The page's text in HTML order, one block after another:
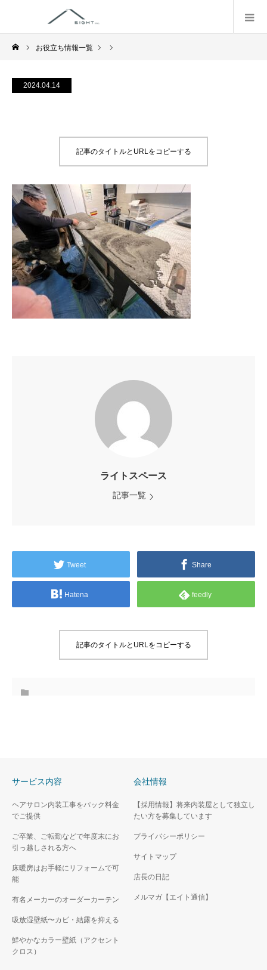
お役立ち情報一覧
2024.04.14
記事のタイトルとURLをコピーする
ライトスペース
記事一覧
Tweet Share
Hatena feedly
記事のタイトルとURLをコピーする
サービス内容
ヘアサロン内装工事をパック料金
でご提供
ご卒業、ご転勤などで年度末にお
引っ越しされる方へ
床暖房はお手軽にリフォームで可
能
有名メーカーのオーダーカーテン
吸放湿壁紙〜カビ・結露を抑える
鮮やかなカラー壁紙（アクセント
クロス）
会社情報
【採用情報】将来内装屋として独立し
たい方を募集しています
プライバシーポリシー
サイトマップ
店長の日記
メルマガ【エイト通信】